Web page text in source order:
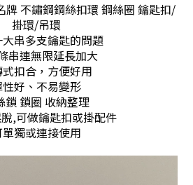
牌 不鏽鋼鋼絲扣環 鋼絲圈 鑰匙扣/
掛環/吊環
串多支鑰匙的問題
串連無限延長加大
扣合，方便好用
好、不易變形
鎖 鎖圈 收納整理
,可做鑰匙扣或掛配件
單獨或連接使用